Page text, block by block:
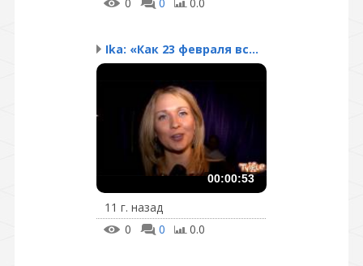
Ika: «Как 23 февраля вс...
00:00:53
11 г. назад
0
0 0.0